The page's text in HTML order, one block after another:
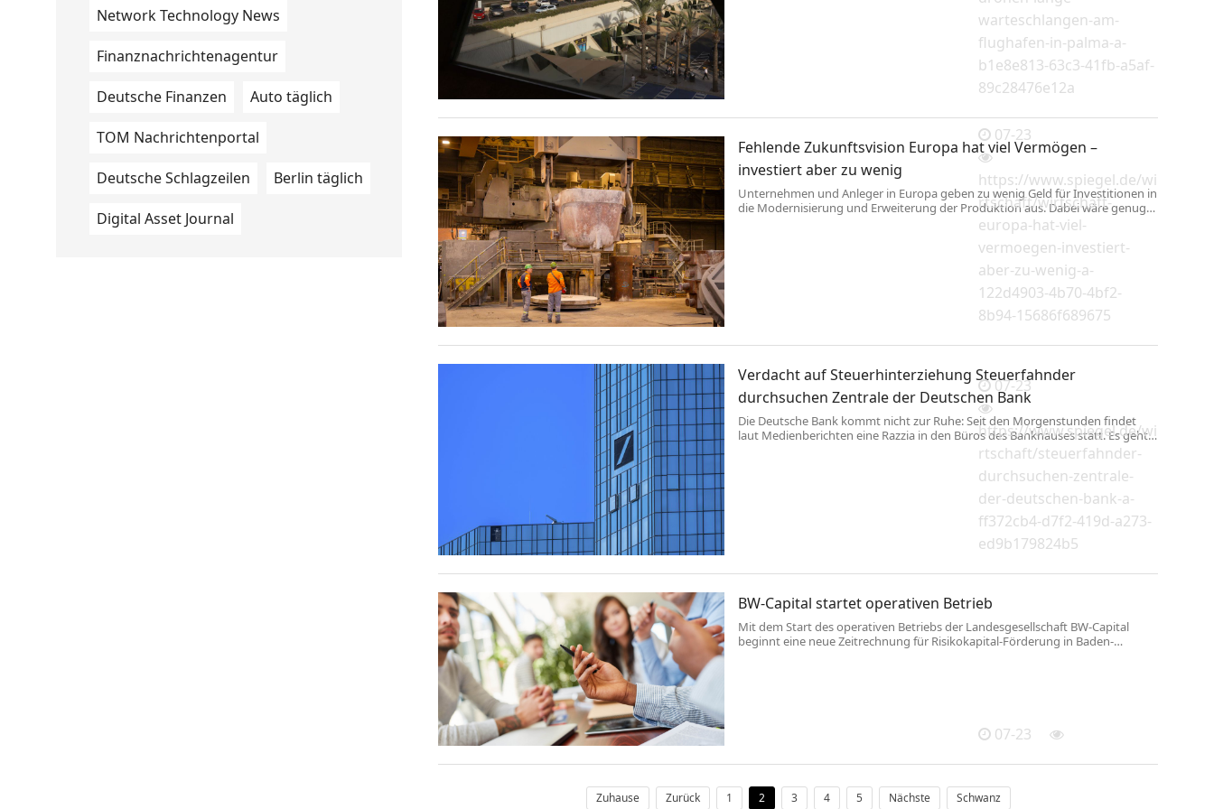
Network Technology News
Finanznachrichtenagentur
Deutsche Finanzen Auto täglich
TOM Nachrichtenportal
Deutsche Schlagzeilen Berlin täglich
Digital Asset Journal
warteschlangen-am-
flughafen-in-palma-a-
b1e8e813-63c3-41fb-a5af-
89c28476e12a
Fehlende Zukunftsvision Europa hat viel Vermögen –
investiert aber zu wenig
Unternehmen und Anleger in Europa geben zu wenig Geld für Investitionen in
die Modernisierung und Erweiterung der Produktion aus. Dabei wäre genug
07-23
https://www.spiegel.de/wi
rtschaft/wirtschaft-
europa-hat-viel-
vermoegen-investiert-
aber-zu-wenig-a-
122d4903-4b70-4bf2-
8b94-15686f689675
Verdacht auf Steuerhinterziehung Steuerfahnder
durchsuchen Zentrale der Deutschen Bank
Die Deutsche Bank kommt nicht zur Ruhe: Seit den Morgenstunden findet
laut Medienberichten eine Razzia in den Büros des Bankhauses statt. Es geht
07-23
https://www.spiegel.de/wi
rtschaft/steuerfahnder-
durchsuchen-zentrale-
der-deutschen-bank-a-
ff372cb4-d7f2-419d-a273-
ed9b179824b5
BW-Capital startet operativen Betrieb
Mit dem Start des operativen Betriebs der Landesgesellschaft BW-Capital
beginnt eine neue Zeitrechnung für Risikokapital-Förderung in Baden-
07-23
Zuhause Zurück 1 2 3 4 5 Nächste Schwanz